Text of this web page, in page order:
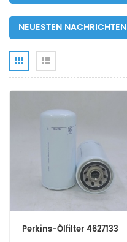
NEUESTEN NACHRICHTEN
Perkins-Ölfilter 4627133